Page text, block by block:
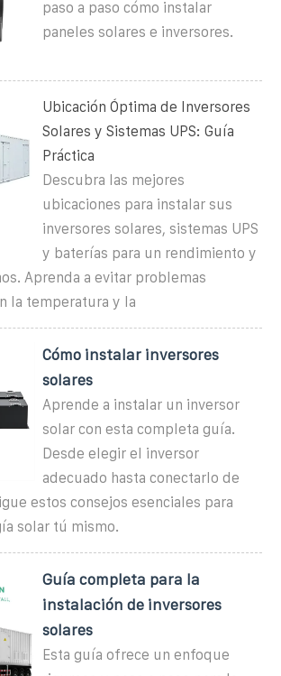
paso a paso cómo instalar
paneles solares e inversores.
Ubicación Óptima de Inversores
Solares y Sistemas UPS: Guía
Práctica
Descubra las mejores
ubicaciones para instalar sus
inversores solares, sistemas UPS
y baterías para un rendimiento y
Aprenda a evitar problemas
la temperatura y la
Cómo instalar inversores
solares
Aprende a instalar un inversor
solar con esta completa guía.
Desde elegir el inversor
adecuado hasta conectarlo de
estos consejos esenciales para
solar tú mismo.
Guía completa para la
instalación de inversores
solares
Esta guía ofrece un enfoque